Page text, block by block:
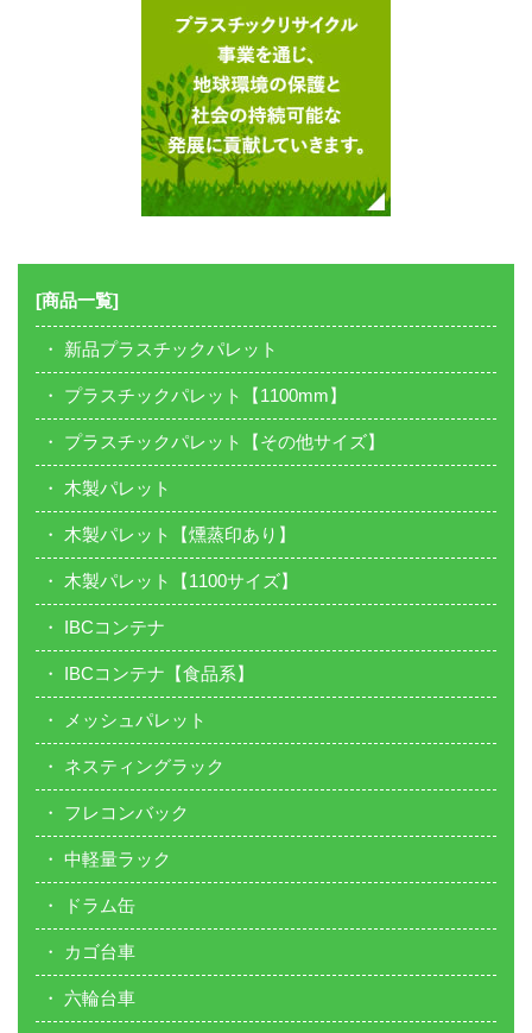
[商品一覧]
新品プラスチックパレット
プラスチックパレット【1100mm】
プラスチックパレット【その他サイズ】
木製パレット
木製パレット【燻蒸印あり】
木製パレット【1100サイズ】
IBCコンテナ
IBCコンテナ【食品系】
メッシュパレット
ネスティングラック
フレコンバック
中軽量ラック
ドラム缶
カゴ台車
六輪台車